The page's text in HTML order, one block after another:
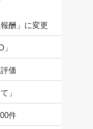
酬」に変更
価
」
件